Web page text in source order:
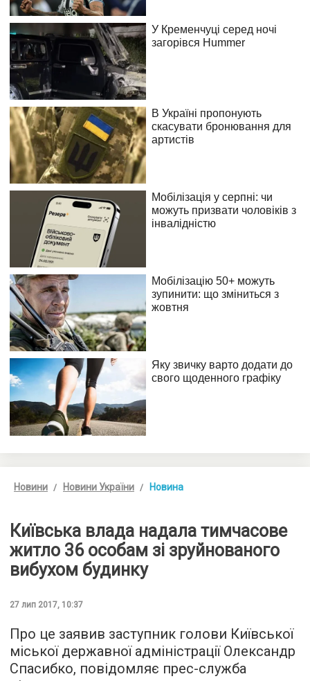
Новини Новини України Новина
Київська влада надала тимчасове
житло 36 особам зі зруйнованого
вибухом будинку
27 лип 2017, 10:37
Про це заявив заступник голови Київської
міської державної адміністрації Олександр
Спасибко, повідомляє прес-служба